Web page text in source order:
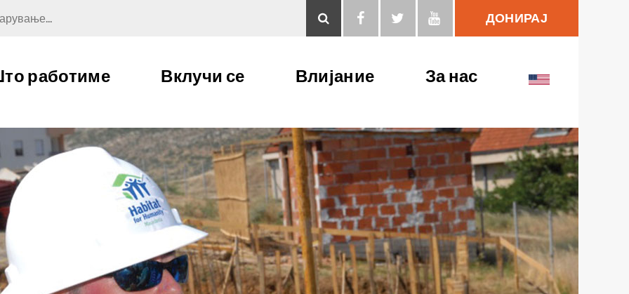
ДОНИРАЈ
работиме
Програмски области
на работа
Развој на портфолио
Новости и стории
Вклучи се
Волонтерство
Поддршка
Влијание
Публикации
Медија центар
За нас
Нашиот тим
Нашите партнери
Нашата партнерска
мрежа
Ревидирани
финансиски
извештаи
Моето безбедно
работно место